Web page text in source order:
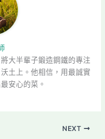
大半輩子鍛造鋼鐵的專注
土上。他相信，用最誠實
安心的菜。
NEXT